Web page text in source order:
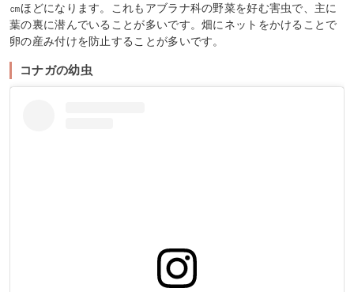
㎝ほどになります。これもアブラナ科の野菜を好む害虫で、主に
葉の裏に潜んでいることが多いです。畑にネットをかけることで
卵の産み付けを防止することが多いです。
コナガの幼虫